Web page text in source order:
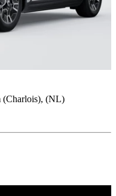
(Charlois), (NL)